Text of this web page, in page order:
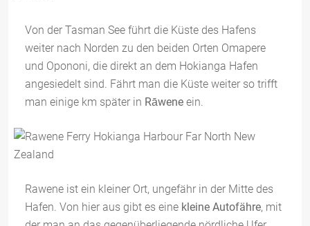
Von der Tasman See führt die Küste des Hafens
weiter nach Norden zu den beiden Orten Omapere
und Opononi, die direkt an dem Hokianga Hafen
angesiedelt sind. Fährt man die Küste weiter so trifft
man einige km später in Rāwene ein.
Rawene ist ein kleiner Ort, ungefähr in der Mitte des
Hafen. Von hier aus gibt es eine kleine Autofähre, mit